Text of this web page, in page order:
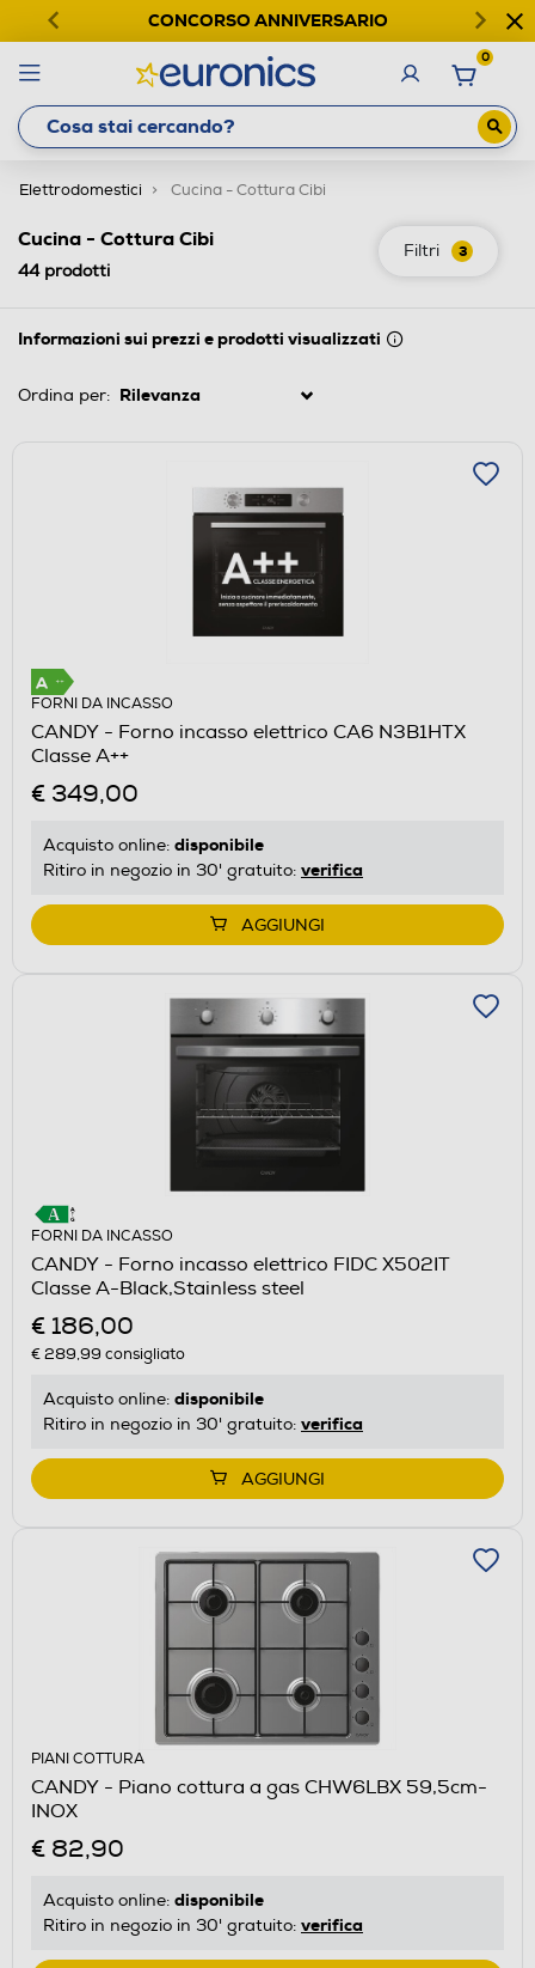
CONCORSO ANNIVERSARIO
0
Elettrodomestici Cucina - Cottura Cibi
Filtri 3
Cucina - Cottura Cibi
44prodotti
Informazioni sui prezzi e prodotti visualizzati
Ordina per:
FORNI DA INCASSO
CANDY - Forno incasso elettrico CA6 N3B1HTX
Classe A++
€ 349,00
Acquisto online: disponibile
Ritiro in negozio in 30' gratuito: verifica
AGGIUNGI
FORNI DA INCASSO
CANDY - Forno incasso elettrico FIDC X502IT
Classe A-Black,Stainless steel
€ 186,00
€ 289,99 consigliato
Acquisto online: disponibile
Ritiro in negozio in 30' gratuito: verifica
AGGIUNGI
PIANI COTTURA
CANDY - Piano cottura a gas CHW6LBX 59,5cm-
INOX
€ 82,90
Acquisto online: disponibile
Ritiro in negozio in 30' gratuito: verifica